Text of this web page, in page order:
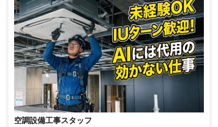
空調設備工事スタッフ